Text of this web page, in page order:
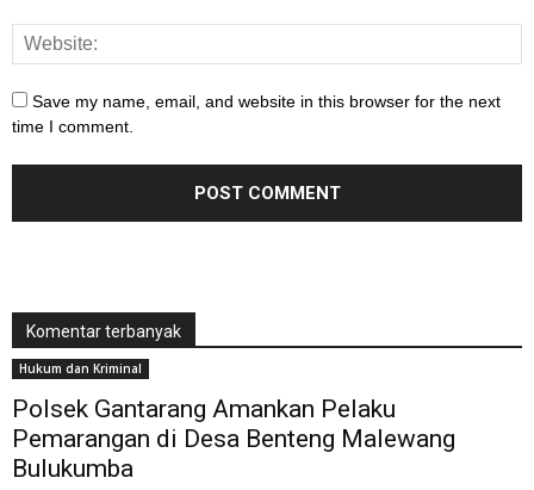
Save my name, email, and website in this browser for the next
time I comment.
Komentar terbanyak
Hukum dan Kriminal
Polsek Gantarang Amankan Pelaku
Pemarangan di Desa Benteng Malewang
Bulukumba